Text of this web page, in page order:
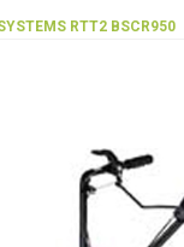
RTT2 BSCR950